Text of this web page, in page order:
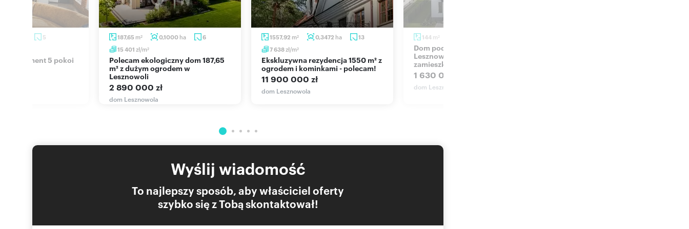
Numer oferty: 20350
Nr licencji zawodowej: 1555
5 187,65 m2 0,1000 ha
6
15 401 zł/m2
Polecam ekologiczny dom 187,65
m² z dużym ogrodem w
Lesznowoli
2 890 000 zł
dom Lesznowola
1557,92 m2 0,3472 ha
13
7 638zł/m2
Ekskluzywna rezydencja 1550 m² z
ogrodem i kominkami - polecam!
11 900 000 zł
dom Lesznowola
144 m 2
Dom pod klucz 144 m² w
Lesznowoli - gotowy do
zamieszkania
1 630 000 zł
dom Lesznowola
Wyślij wiadomość
To najlepszy sposób, aby właściciel oferty
szybko się z Tobą skontaktował!